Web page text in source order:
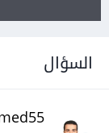
السؤال